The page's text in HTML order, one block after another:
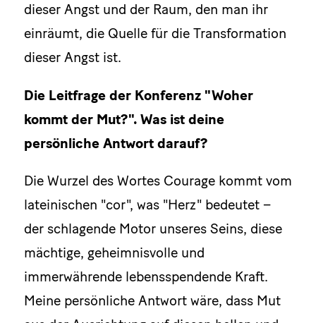
dieser Angst und der Raum, den man ihr
einräumt, die Quelle für die Transformation
dieser Angst ist.
Die Leitfrage der Konferenz "Woher
kommt der Mut?". Was ist deine
persönliche Antwort darauf?
Die Wurzel des Wortes Courage kommt vom
lateinischen "cor", was "Herz" bedeutet –
der schlagende Motor unseres Seins, diese
mächtige, geheimnisvolle und
immerwährende lebensspendende Kraft.
Meine persönliche Antwort wäre, dass Mut